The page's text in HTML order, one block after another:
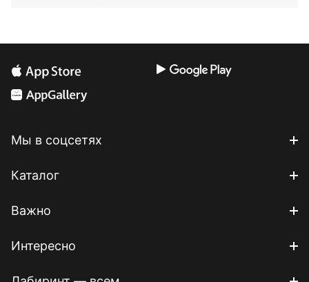
Мы в соцсетях
Каталог
Важно
Интересно